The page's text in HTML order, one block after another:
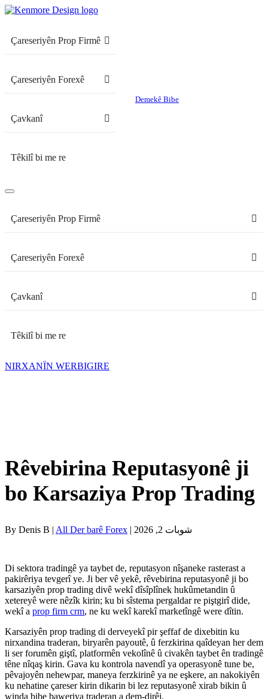
Çareseriyên Prop Firmê
Çareseriyên Forexê
Çavkanî
Têkilî bi me re
Demekê Bibe
Çareseriyên Prop Firmê
Çareseriyên Forexê
Çavkanî
Têkilî bi me re
NIRXANÎN WERBIGIRE
Rêvebirina Reputasyonê ji
bo Karsaziya Prop Trading
By Denis B | All Der barê Forex | شوبات 2, 2026
Di sektora tradingê ya taybet de, reputasyon nîşaneke rasterast a
pakirêriya tevgerî ye. Ji ber vê yekê, rêvebirina reputasyonê ji bo
karsaziyên prop trading divê wekî dîsîplînek hukûmetandin û
xetereyê were nêzîk kirin; ku bi sîstema pergaldar re piştgirî dide,
wekî a prop firm crm, ne ku wekî karekî marketîngê were dîtin.
Karsaziyên prop trading di derveyekî pir şeffaf de dixebitin ku
nirxandina traderan, biryarên payoutê, û ferzkirina qaîdeyan her dem
li ser forumên giştî, platformên vekolînê û civakên taybet ên tradingê
têne nîqaş kirin. Gava ku kontrola navendî ya operasyonê tune be,
pêvajoyên nehewpar, maneya ferzkirinê ya ne eşkere, an nakokiyên
ku nehatine çareser kirin dikarin bi lez reputasyonê xirab bikin û
winda bibe baweriya traderan a dem-dirêj.